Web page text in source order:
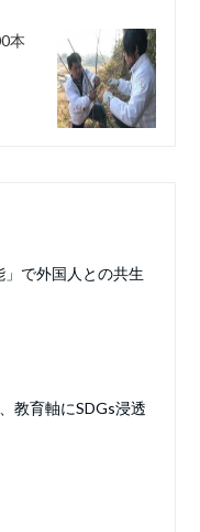
本
」で外国人との共生
教育軸にSDGs浸透